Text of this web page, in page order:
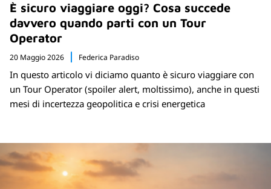
È sicuro viaggiare oggi? Cosa succede
davvero quando parti con un Tour
Operator
20 Maggio 2026 Federica Paradiso
In questo articolo vi diciamo quanto è sicuro viaggiare con
un Tour Operator (spoiler alert, moltissimo), anche in questi
mesi di incertezza geopolitica e crisi energetica